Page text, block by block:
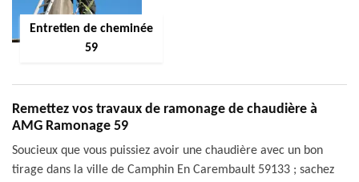
Entretien de cheminée
59
Remettez vos travaux de ramonage de chaudière à
AMG Ramonage 59
Soucieux que vous puissiez avoir une chaudière avec un bon
tirage dans la ville de Camphin En Carembault 59133 ; sachez